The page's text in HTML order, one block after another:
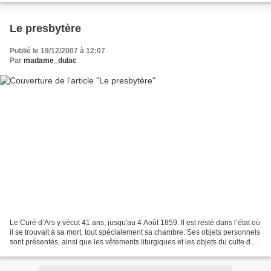
Le presbytère
Publié le 19/12/2007 à 12:07
Par madame_dulac
Le Curé d’Ars y vécut 41 ans, jusqu'au 4 Août 1859. Il est resté dans l’état où
il se trouvait à sa mort, tout spécialement sa chambre. Ses objets personnels
sont présentés, ainsi que les vêtements liturgiques et les objets du culte dont